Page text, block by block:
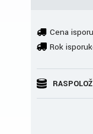
Cena
Rok